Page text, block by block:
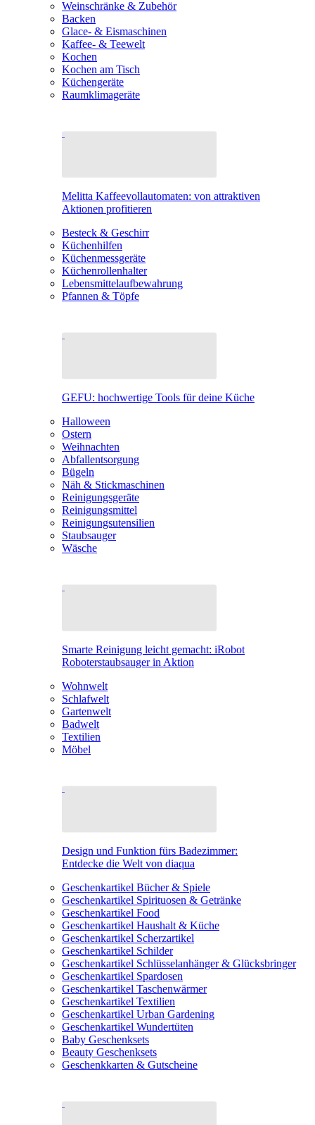
Weinschränke & Zubehör
Backen
Glace- & Eismaschinen
Kaffee- & Teewelt
Kochen
Kochen am Tisch
Küchengeräte
Raumklimageräte
Melitta Kaffeevollautomaten: von attraktiven
Aktionen profitieren
Besteck & Geschirr
Küchenhilfen
Küchenmessgeräte
Küchenrollenhalter
Lebensmittelaufbewahrung
Pfannen & Töpfe
GEFU: hochwertige Tools für deine Küche
Halloween
Ostern
Weihnachten
Abfallentsorgung
Bügeln
Näh & Stickmaschinen
Reinigungsgeräte
Reinigungsmittel
Reinigungsutensilien
Staubsauger
Wäsche
Smarte Reinigung leicht gemacht: iRobot
Roboterstaubsauger in Aktion
Wohnwelt
Schlafwelt
Gartenwelt
Badwelt
Textilien
Möbel
Design und Funktion fürs Badezimmer:
Entdecke die Welt von diaqua
Geschenkartikel Bücher & Spiele
Geschenkartikel Spirituosen & Getränke
Geschenkartikel Food
Geschenkartikel Haushalt & Küche
Geschenkartikel Scherzartikel
Geschenkartikel Schilder
Geschenkartikel Schlüsselanhänger & Glücksbringer
Geschenkartikel Spardosen
Geschenkartikel Taschenwärmer
Geschenkartikel Textilien
Geschenkartikel Urban Gardening
Geschenkartikel Wundertüten
Baby Geschenksets
Beauty Geschenksets
Geschenkkarten & Gutscheine